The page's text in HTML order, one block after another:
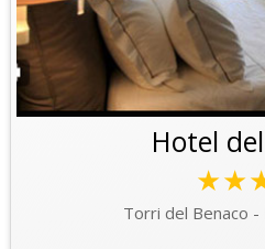
Hotel
Torri del Benaco -